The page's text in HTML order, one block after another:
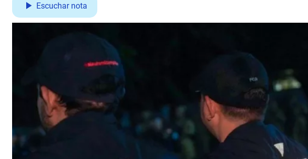
Escuchar nota